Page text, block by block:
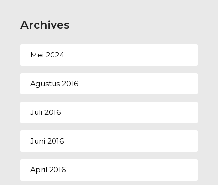
Archives
Mei 2024
Agustus 2016
Juli 2016
Juni 2016
April 2016